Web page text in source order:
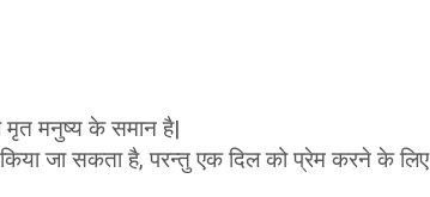
मृत मनुष्य के समान है|
जा सकता है, परन्तु एक दिल को प्रेम करने के लिए